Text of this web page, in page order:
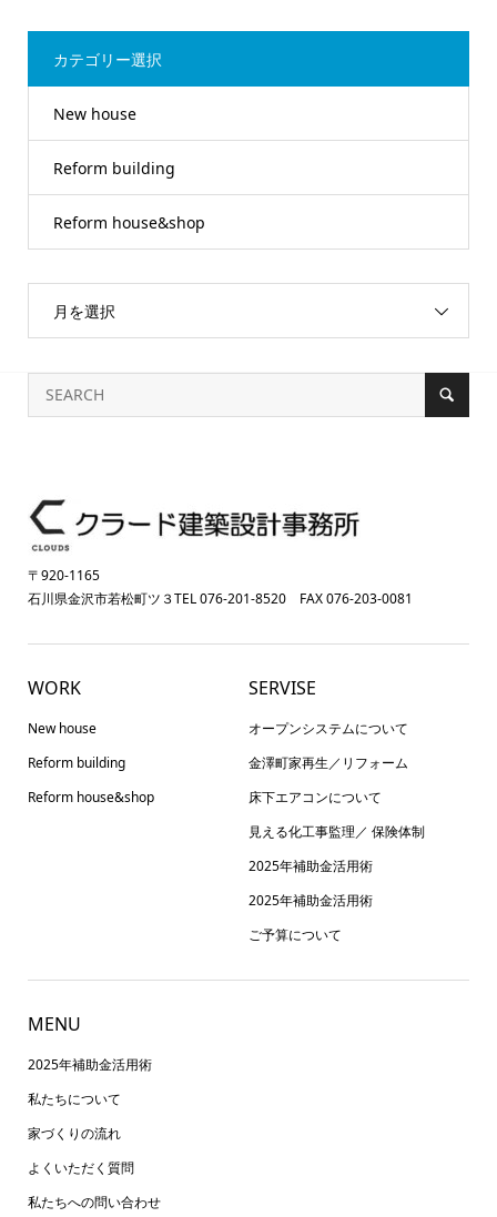
カテゴリー選択
New house
Reform building
Reform house&shop
月を選択
〒920-1165
石川県金沢市若松町ツ３TEL 076-201-8520 FAX 076-203-0081
WORK
New house
Reform building
Reform house&shop
SERVISE
オープンシステムについて
金澤町家再生／リフォーム
床下エアコンについて
見える化工事監理／ 保険体制
2025年補助金活用術
2025年補助金活用術
ご予算について
MENU
2025年補助金活用術
私たちについて
家づくりの流れ
よくいただく質問
私たちへの問い合わせ